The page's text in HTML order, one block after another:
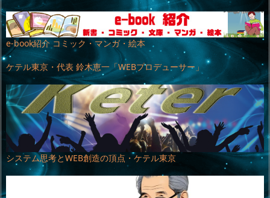
e-book紹介 コミック・マンガ・絵本
ケテル東京・代表 鈴木恵一「WEBプロデューサー」
システム思考とWEB創造の頂点・ケテル東京